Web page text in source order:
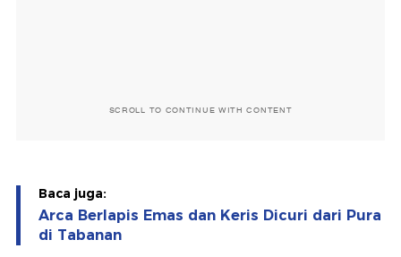
SCROLL TO CONTINUE WITH CONTENT
Baca juga:
Arca Berlapis Emas dan Keris Dicuri dari Pura
di Tabanan